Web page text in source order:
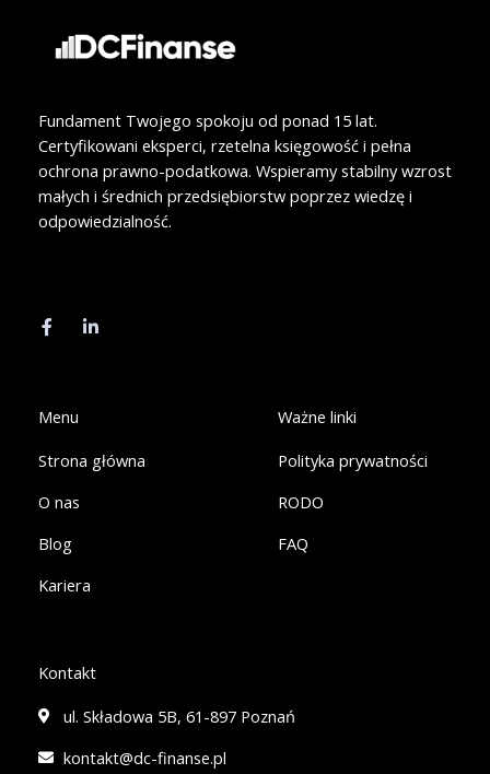
Fundament Twojego spokoju od ponad 15 lat.
Certyfikowani eksperci, rzetelna księgowość i pełna
ochrona prawno-podatkowa. Wspieramy stabilny wzrost
małych i średnich przedsiębiorstw poprzez wiedzę i
odpowiedzialność.
c
e
k
n
n
Menu
Strona główna
O nas
Blog
Kariera
Ważne linki
Polityka prywatności
RODO
FAQ
Kontakt
ul. Składowa 5B, 61-897 Poznań
kontakt@dc-finanse.pl